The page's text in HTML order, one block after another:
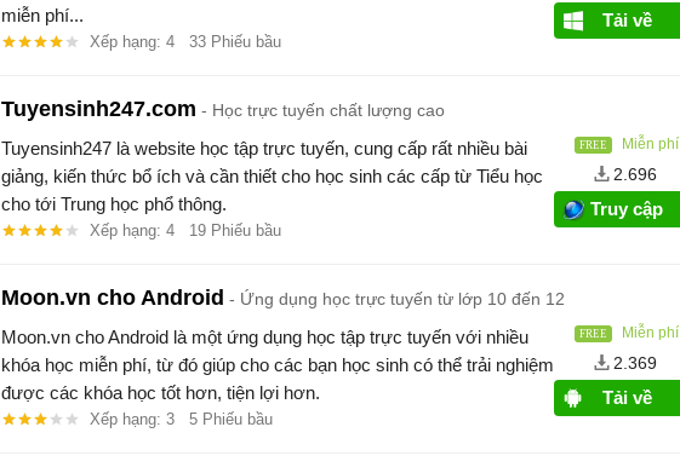
miễn phí...
Xếp hạng: 4 33 Phiếu bầu
Tải về
Tuyensinh247.com Học trực tuyến chất lượng cao
Tuyensinh247 là website học tập trực tuyến, cung cấp rất nhiều bài
giảng, kiến thức bổ ích và cần thiết cho học sinh các cấp từ Tiểu học
cho tới Trung học phổ thông.
Xếp hạng: 4 19 Phiếu bầu
Miễn phí
2.696
Truy cập
Moon.vn cho Android Ứng dụng học trực tuyến từ lớp 10 đến 12
Moon.vn cho Android là một ứng dụng học tập trực tuyến với nhiều
khóa học miễn phí, từ đó giúp cho các bạn học sinh có thể trải nghiệm
được các khóa học tốt hơn, tiện lợi hơn.
Xếp hạng: 3 5 Phiếu bầu
Miễn phí
2.369
Tải về